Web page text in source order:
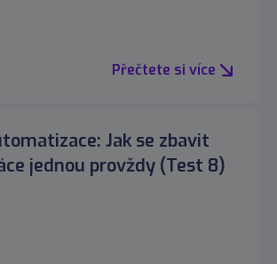
Přečtete si více
Jak se zbavit
jednou provždy (Test 8)